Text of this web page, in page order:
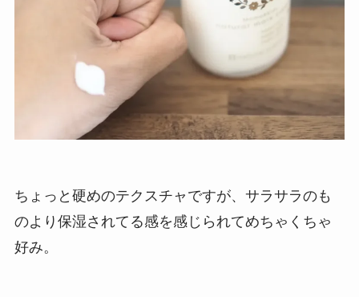
ちょっと硬めのテクスチャですが、サラサラのも
のより保湿されてる感を感じられてめちゃくちゃ
好み。